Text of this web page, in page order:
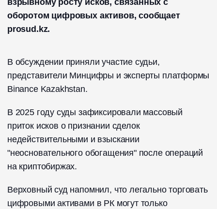
взрывному росту исков, связанных с
оборотом цифровых активов, сообщает
prosud.kz.
В обсуждении приняли участие судьи,
представители Минцифры и эксперты платформы
Binance Kazakhstan.
В 2025 году суды зафиксировали массовый
приток исков о признании сделок
недействительными и взыскании
"неосновательного обогащения" после операций
на криптобиржах.
Верховный суд напомнил, что легально торговать
цифровыми активами в РК могут только